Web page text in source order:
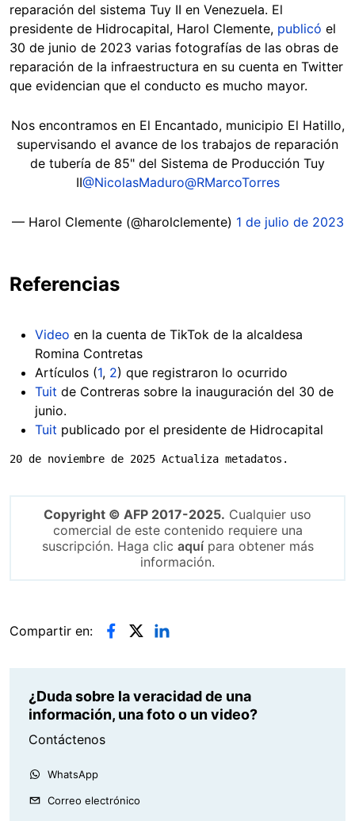
reparación del sistema Tuy II en Venezuela. El
presidente de Hidrocapital, Harol Clemente, publicó el
30 de junio de 2023 varias fotografías de las obras de
reparación de la infraestructura en su cuenta en Twitter
que evidencian que el conducto es mucho mayor.
Nos encontramos en El Encantado, municipio El Hatillo,
supervisando el avance de los trabajos de reparación
de tubería de 85" del Sistema de Producción Tuy
II@NicolasMaduro@RMarcoTorres
— Harol Clemente (@harolclemente) 1 de julio de 2023
Referencias
Video en la cuenta de TikTok de la alcaldesa
Romina Contretas
Artículos (1, 2) que registraron lo ocurrido
Tuit de Contreras sobre la inauguración del 30 de
junio.
Tuit publicado por el presidente de Hidrocapital
20 de noviembre de 2025 Actualiza metadatos.
Copyright © AFP 2017-2025. Cualquier uso
comercial de este contenido requiere una
suscripción. Haga clic aquípara obtener más
información.
Compartir en:
¿Duda sobre la veracidad de una
información, una foto o un video?
Contáctenos
WhatsApp
Correo electrónico